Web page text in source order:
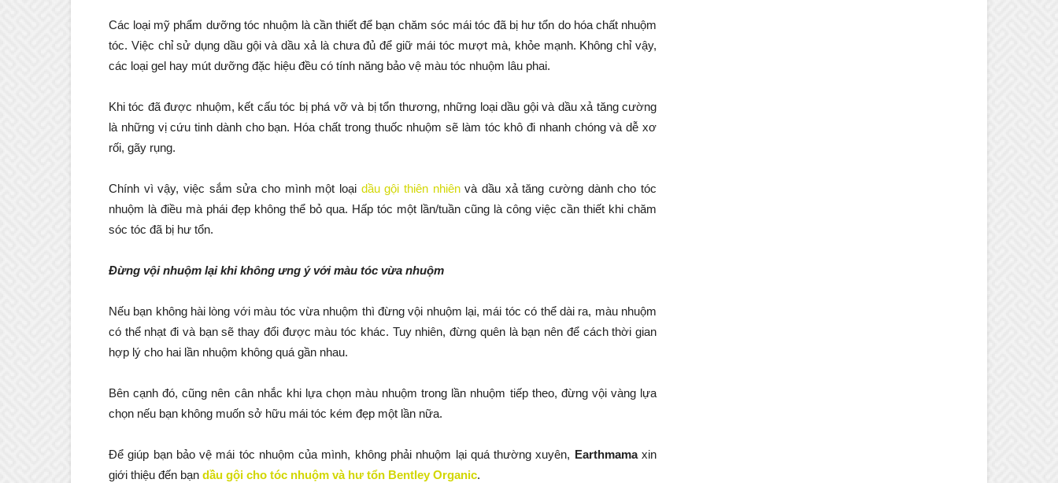
Các loại mỹ phẩm dưỡng tóc nhuộm là cần thiết để bạn chăm sóc mái tóc đã bị hư tổn do hóa chất nhuộm
tóc. Việc chỉ sử dụng dầu gội và dầu xả là chưa đủ để giữ mái tóc mượt mà, khỏe mạnh. Không chỉ vậy,
các loại gel hay mút dưỡng đặc hiệu đều có tính năng bảo vệ màu tóc nhuộm lâu phai.
Khi tóc đã được nhuộm, kết cấu tóc bị phá vỡ và bị tổn thương, những loại dầu gội và dầu xả tăng cường
là những vị cứu tinh dành cho bạn. Hóa chất trong thuốc nhuộm sẽ làm tóc khô đi nhanh chóng và dễ xơ
rối, gãy rụng.
Chính vì vậy, việc sắm sửa cho mình một loại dầu gội thiên nhiênvà dầu xả tăng cường dành cho tóc
nhuộm là điều mà phái đẹp không thể bỏ qua. Hấp tóc một lần/tuần cũng là công việc cần thiết khi chăm
sóc tóc đã bị hư tổn.
Đừng vội nhuộm lại khi không ưng ý với màu tóc vừa nhuộm
Nếu bạn không hài lòng với màu tóc vừa nhuộm thì đừng vội nhuộm lại, mái tóc có thể dài ra, màu nhuộm
có thể nhạt đi và bạn sẽ thay đổi được màu tóc khác. Tuy nhiên, đừng quên là bạn nên để cách thời gian
hợp lý cho hai lần nhuộm không quá gần nhau.
Bên cạnh đó, cũng nên cân nhắc khi lựa chọn màu nhuộm trong lần nhuộm tiếp theo, đừng vội vàng lựa
chọn nếu bạn không muốn sở hữu mái tóc kém đẹp một lần nữa.
Để giúp bạn bảo vệ mái tóc nhuộm của mình, không phải nhuộm lại quá thường xuyên, Earthmamaxin
giới thiệu đến bạn dầu gội cho tóc nhuộm và hư tổn Bentley Organic.